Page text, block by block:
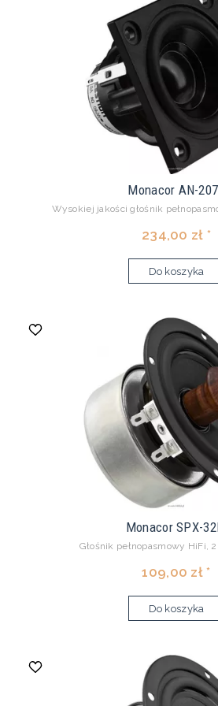
Monacor AN-
Wysokiej jakości głośnik
234,00 zł *
Do koszyka
Monacor SPX-
Głośnik pełnopasmowy HiFi,
109,00 zł *
Do koszyka